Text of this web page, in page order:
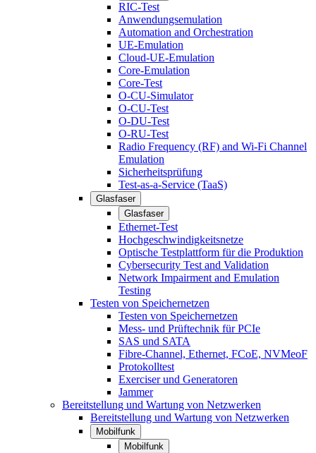
RIC-Test
Anwendungsemulation
Automation and Orchestration
UE-Emulation
Cloud-UE-Emulation
Core-Emulation
Core-Test
O-CU-Simulator
O-CU-Test
O-DU-Test
O-RU-Test
Radio Frequency (RF) and Wi-Fi Channel
Emulation
Sicherheitsprüfung
Test-as-a-Service (TaaS)
Glasfaser
Glasfaser
Ethernet-Test
Hochgeschwindigkeitsnetze
Optische Testplattform für die Produktion
Cybersecurity Test and Validation
Network Impairment and Emulation
Testing
Testen von Speichernetzen
Testen von Speichernetzen
Mess- und Prüftechnik für PCIe
SAS und SATA
Fibre-Channel, Ethernet, FCoE, NVMeoF
Protokolltest
Exerciser und Generatoren
Jammer
Bereitstellung und Wartung von Netzwerken
Bereitstellung und Wartung von Netzwerken
Mobilfunk
Mobilfunk